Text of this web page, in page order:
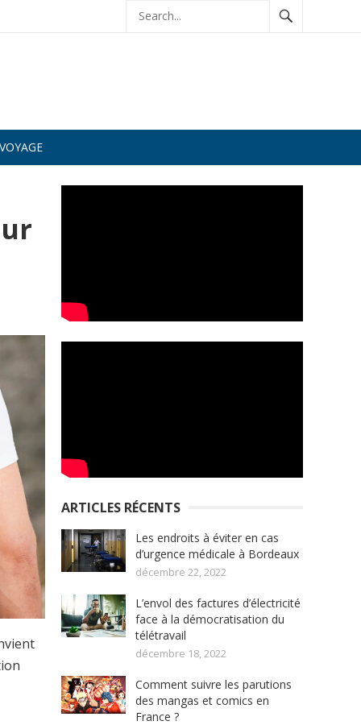
VOYAGE
ARTICLES RÉCENTS
Les endroits à éviter en cas
d’urgence médicale à Bordeaux
décembre 22, 2022
L’envol des factures d’électricité
face à la démocratisation du
télétravail
décembre 18, 2022
Comment suivre les parutions
des mangas et comics en
France ?